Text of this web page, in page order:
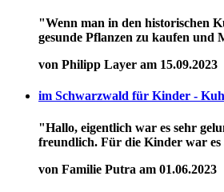
"Wenn man in den historischen
gesunde Pflanzen zu kaufen und
von Philipp Layer am 15.09.2023
im Schwarzwald für Kinder -
"Hallo, eigentlich war es sehr
freundlich. Für die Kinder war es
von Familie Putra am 01.06.2023